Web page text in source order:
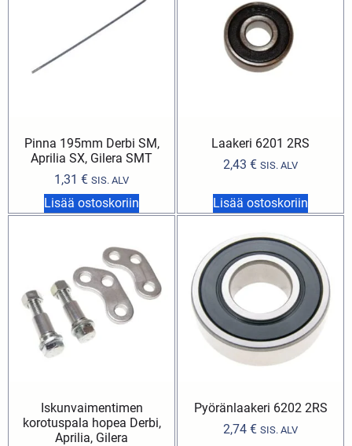
Pinna 195mm Derbi SM,
Aprilia SX, Gilera SMT
1,31 € SIS. ALV
Lisää ostoskoriin
Laakeri 6201 2RS
2,43 € SIS. ALV
Lisää ostoskoriin
Iskunvaimentimen
korotuspala hopea Derbi,
Aprilia, Gilera
Pyöränlaakeri 6202 2RS
2,74 € SIS. ALV